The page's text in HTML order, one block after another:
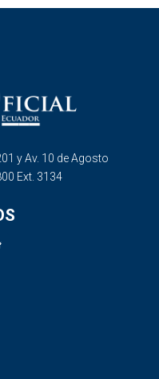
y Av. 10 de Agosto
Ext. 3134